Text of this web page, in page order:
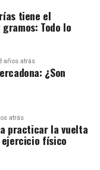
tiene el
Todo lo
años atrás
¿Son
atrás
practicar la vuelta
ejercicio físico